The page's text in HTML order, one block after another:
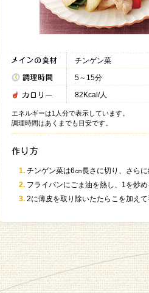
チンゲン菜
5～15分
82Kcal/人
エネルギーは1人分で表示しています。
調理時間はあくまでも目安です。
チンゲン菜は6㎝長さに切り、さらに
フライパンにごま油を熱し、1を炒め
2に薄皮を取り除いたたらこを加え